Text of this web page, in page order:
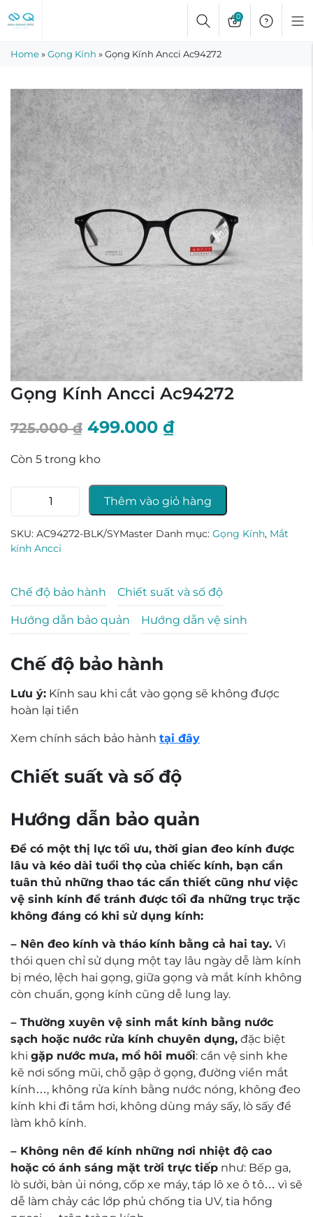
to
0
Home»Gọng Kính »Gọng Kính Ancci Ac94272
Gọng Kính Ancci Ac94272
725.000₫ Giá
gốc
725.000 ₫.
499.000 ₫Giá
là:
499.000 ₫.
Còn 5 trong kho
Ac94272
số
Thêm vào giỏ hàng
SKU: AC94272-BLK/SYMaster Danh mục: Gọng Kính, Mắt
kính Ancci
Chế độ bảo hành Chiết suất và số độ
Hướng dẫn bảo quản Hướng dẫn vệ sinh
Chế độ bảo hành
Lưu ý: Kính sau khi cắt vào gọng sẽ không được
hoàn lại tiền
Xem chính sách bảo hành tại đây
0,0
5 star
0%
4 star
2 star
0%
1 star
0%
Search
0 of 0 reviews
Sorry, no reviews match your current selections
Đội ngũ kỹ thuật viên